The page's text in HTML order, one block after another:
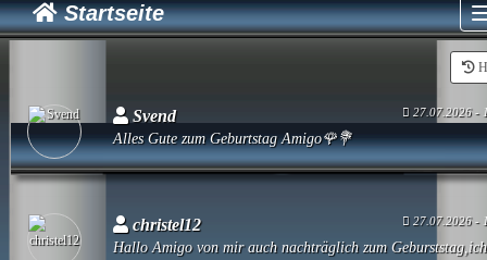
Startseite
Svend 27.07.2026 -
Alles Gute zum Geburtstag Amigo🌹💐
christel12 27.07.2026 -
Hallo Amigo von mir auch nachträglich zum Geburststag,ich